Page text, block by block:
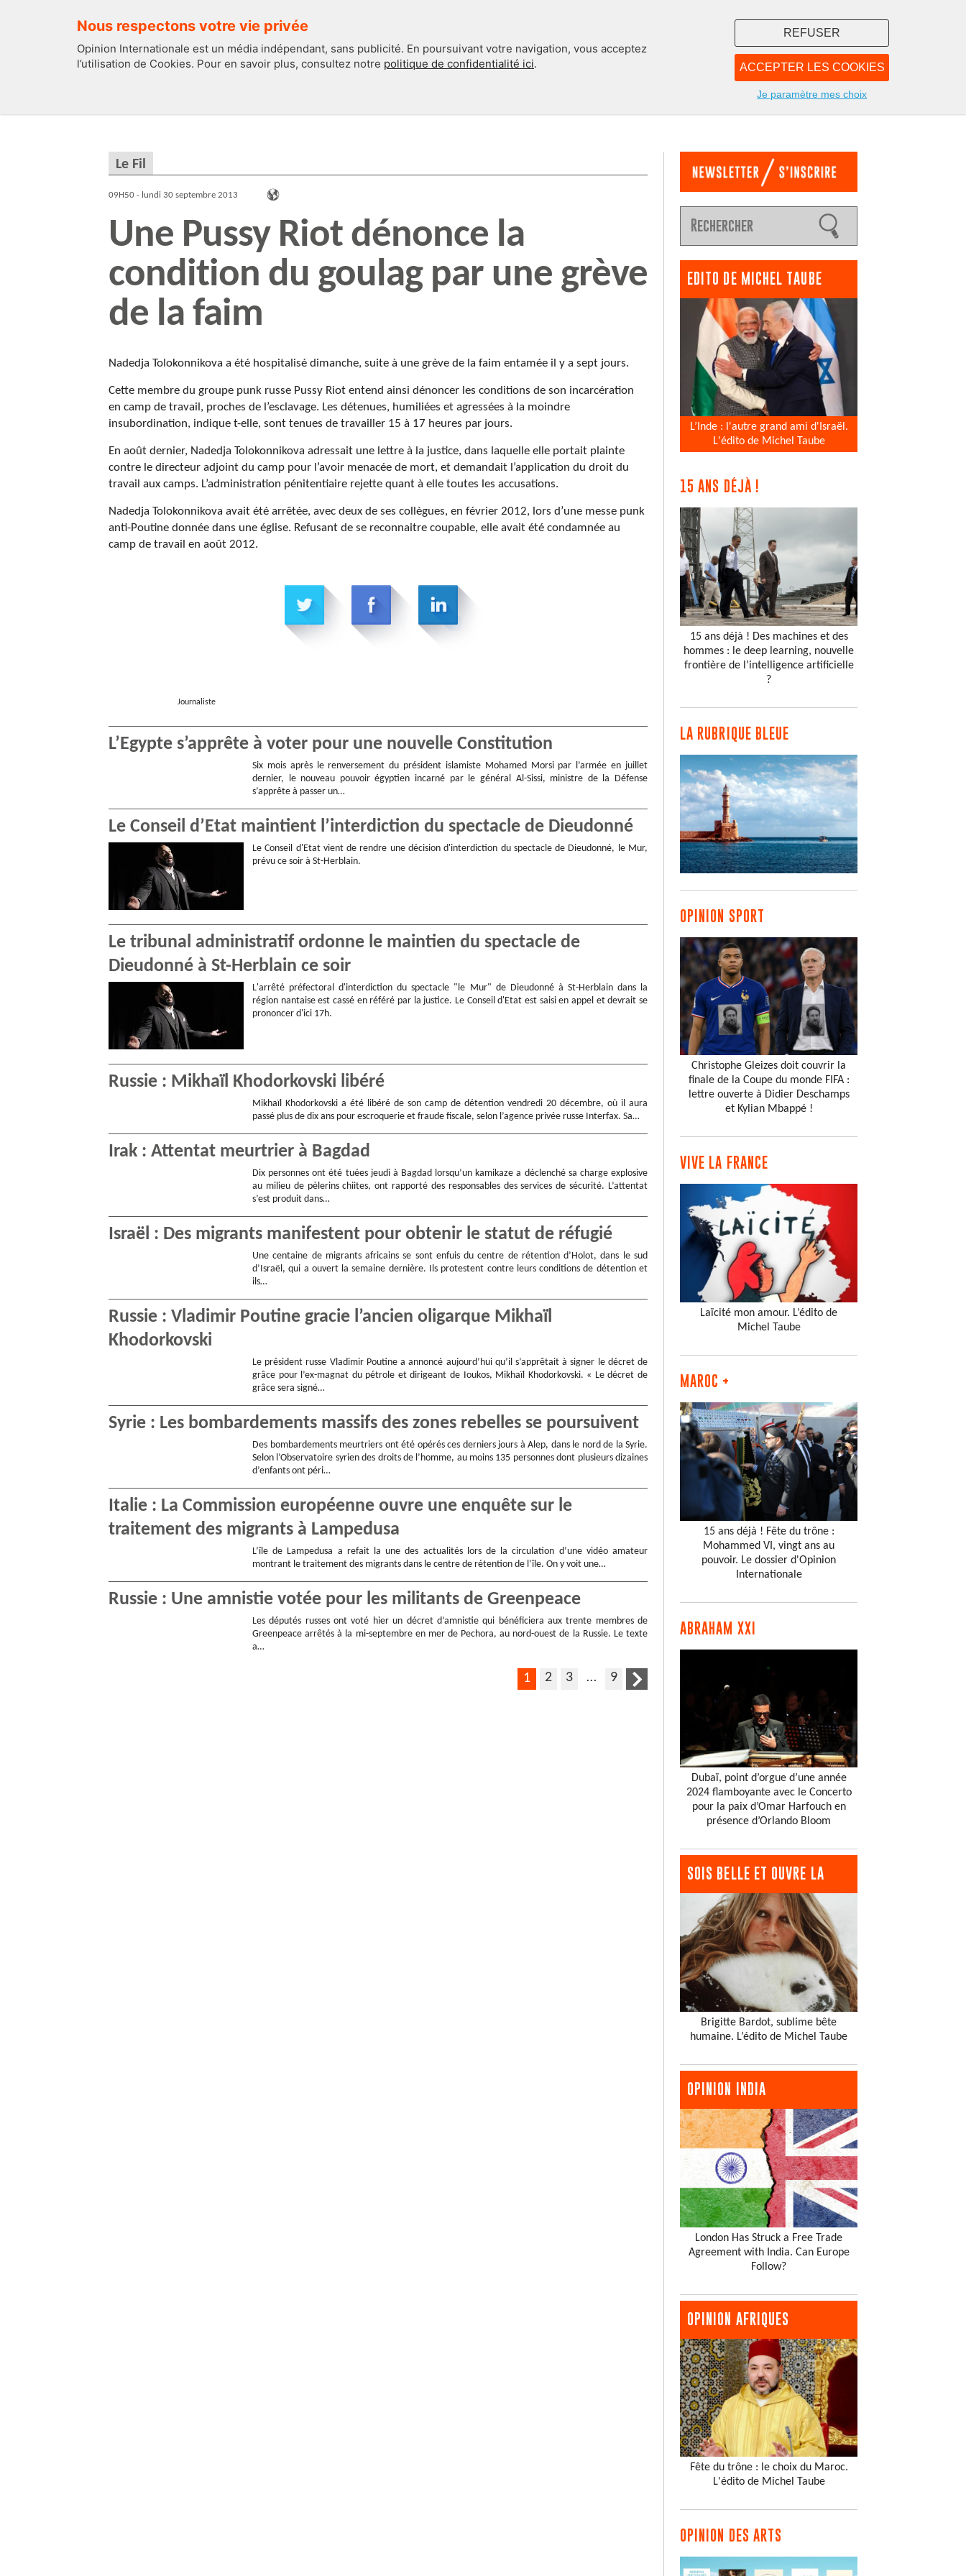
Nous respectons votre vie privée
Opinion Internationale est un média indépendant, sans publicité. En poursuivant votre navigation, vous acceptez
l’utilisation de Cookies. Pour en savoir plus, consultez notre politique de confidentialité ici. ACCEPTER LES COOKIES
REFUSER
Je paramètre mes choix
NOUS
Le Fil
09H50 - lundi 30 septembre 2013
Une Pussy Riot dénonce la
condition du goulag par une grève
de la faim
Nadedja Tolokonnikova a été hospitalisé dimanche, suite à une grève de la faim entamée il y a sept jours.
Cette membre du groupe punk russe Pussy Riot entend ainsi dénoncer les conditions de son incarcération
en camp de travail, proches de l’esclavage. Les détenues, humiliées et agressées à la moindre
insubordination, indique t-elle, sont tenues de travailler 15 à 17 heures par jours.
En août dernier, Nadedja Tolokonnikova adressait une lettre à la justice, dans laquelle elle portait plainte
contre le directeur adjoint du camp pour l’avoir menacée de mort, et demandait l’application du droit du
travail aux camps. L’administration pénitentiaire rejette quant à elle toutes les accusations.
Nadedja Tolokonnikova avait été arrêtée, avec deux de ses collègues, en février 2012, lors d’une messe punk
anti-Poutine donnée dans une église. Refusant de se reconnaitre coupable, elle avait été condamnée au
camp de travail en août 2012.
Journaliste
L’Egypte s’apprête à voter pour une nouvelle Constitution
Six mois après le renversement du président islamiste Mohamed Morsi par l’armée en juillet
dernier, le nouveau pouvoir égyptien incarné par le général Al-Sissi, ministre de la Défense
s’apprête à passer un…
Le Conseil d’Etat maintient l’interdiction du spectacle de Dieudonné
Le Conseil d'Etat vient de rendre une décision d'interdiction du spectacle de Dieudonné, le Mur,
prévu ce soir à St-Herblain.
Le tribunal administratif ordonne le maintien du spectacle de
Dieudonné à St-Herblain ce soir
L'arrêté préfectoral d'interdiction du spectacle "le Mur" de Dieudonné à St-Herblain dans la
région nantaise est cassé en référé par la justice. Le Conseil d'Etat est saisi en appel et devrait se
prononcer d'ici 17h.
Russie : Mikhaïl Khodorkovski libéré
Mikhaïl Khodorkovski a été libéré de son camp de détention vendredi 20 décembre, où il aura
passé plus de dix ans pour escroquerie et fraude fiscale, selon l’agence privée russe Interfax. Sa…
Irak : Attentat meurtrier à Bagdad
Dix personnes ont été tuées jeudi à Bagdad lorsqu’un kamikaze a déclenché sa charge explosive
au milieu de pèlerins chiites, ont rapporté des responsables des services de sécurité. L’attentat
s’est produit dans…
Israël : Des migrants manifestent pour obtenir le statut de réfugié
Une centaine de migrants africains se sont enfuis du centre de rétention d’Holot, dans le sud
d’Israël, qui a ouvert la semaine dernière. Ils protestent contre leurs conditions de détention et
ils…
Russie : Vladimir Poutine gracie l’ancien oligarque Mikhaïl
Khodorkovski
Le président russe Vladimir Poutine a annoncé aujourd’hui qu’il s’apprêtait à signer le décret de
grâce pour l’ex-magnat du pétrole et dirigeant de Ioukos, Mikhaïl Khodorkovski. « Le décret de
grâce sera signé…
Syrie : Les bombardements massifs des zones rebelles se poursuivent
Des bombardements meurtriers ont été opérés ces derniers jours à Alep, dans le nord de la Syrie.
Selon l’Observatoire syrien des droits de l’homme, au moins 135 personnes dont plusieurs dizaines
d’enfants ont péri…
Italie : La Commission européenne ouvre une enquête sur le
traitement des migrants à Lampedusa
L’île de Lampedusa a refait la une des actualités lors de la circulation d’une vidéo amateur
montrant le traitement des migrants dans le centre de rétention de l’île. On y voit une…
Russie : Une amnistie votée pour les militants de Greenpeace
Les députés russes ont voté hier un décret d’amnistie qui bénéficiera aux trente membres de
Greenpeace arrêtés à la mi-septembre en mer de Pechora, au nord-ouest de la Russie. Le texte
a…
1 2 3 … 9
EDITO DE MICHEL TAUBE
L’Inde : l'autre grand ami d'Israël.
L'édito de Michel Taube
15 ANS DÉJÀ !
15 ans déjà ! Des machines et des
hommes : le deep learning, nouvelle
frontière de l’intelligence artificielle
?
LA RUBRIQUE BLEUE
OPINION SPORT
Christophe Gleizes doit couvrir la
finale de la Coupe du monde FIFA :
lettre ouverte à Didier Deschamps
et Kylian Mbappé !
VIVE LA FRANCE
Laïcité mon amour. L’édito de
Michel Taube
MAROC +
15 ans déjà ! Fête du trône :
Mohammed VI, vingt ans au
pouvoir. Le dossier d'Opinion
Internationale
ABRAHAM XXI
Dubaï, point d’orgue d’une année
2024 flamboyante avec le Concerto
pour la paix d’Omar Harfouch en
présence d’Orlando Bloom
SOIS BELLE ET OUVRE LA
Brigitte Bardot, sublime bête
humaine. L’édito de Michel Taube
OPINION INDIA
London Has Struck a Free Trade
Agreement with India. Can Europe
Follow?
OPINION AFRIQUES
Fête du trône : le choix du Maroc.
L'édito de Michel Taube
OPINION DES ARTS